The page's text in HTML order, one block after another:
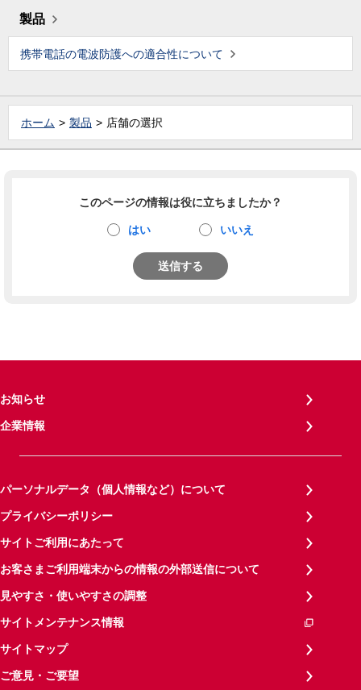
製品
携帯電話の電波防護への適合性について
ホーム 製品 店舗の選択
このページの情報は役に立ちましたか？
はい いいえ
送信する
お知らせ
企業情報
パーソナルデータ（個人情報など）について
プライバシーポリシー
サイトご利用にあたって
お客さまご利用端末からの情報の外部送信について
見やすさ・使いやすさの調整
サイトメンテナンス情報
サイトマップ
ご意見・ご要望